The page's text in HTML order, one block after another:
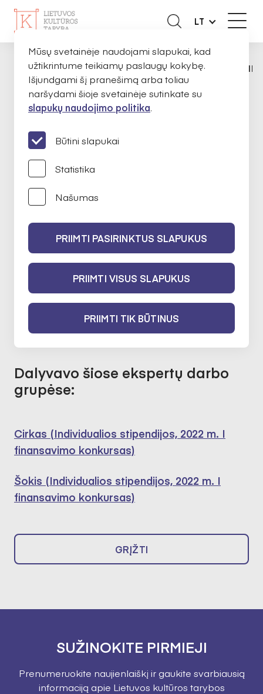
LT
PAGRINDINISAPIE MUS EKSPERTAI ANDRIUS
Andrius Katinas
Autorių teisių ir gretutinių teisių
apsauga
2026-01-20 iki 2028-01-20
2022-02-10 iki 2022-05-10
Dalyvavo šiose ekspertų darbo
grupėse:
Cirkas (Individualios stipendijos, 2022 m. I
finansavimo konkursas)
Šokis (Individualios stipendijos, 2022 m. I
finansavimo konkursas)
GRĮŽTI
SUŽINOKITE PIRMIEJI
Prenumeruokite naujienlaiškį ir gaukite svarbiausią
informaciją apie Lietuvos kultūros tarybos
Mūsų svetainėje naudojami slapukai, kad
užtikrintume teikiamų paslaugų kokybę.
Išjundgami šį pranešimą arba toliau
naršydami šioje svetainėje sutinkate su
slapukų naudojimo politika.
Būtini slapukai
Statistika
Našumas
PRIIMTI PASIRINKTUS SLAPUKUS
PRIIMTI VISUS SLAPUKUS
PRIIMTI TIK BŪTINUS